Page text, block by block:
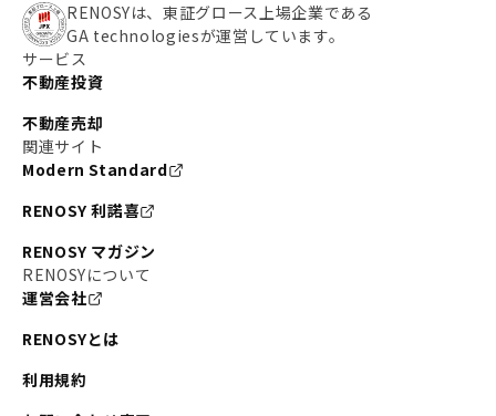
RENOSYは、東証グロース上場企業である
GA technologiesが運営しています。
サービス
不動産投資
不動産売却
関連サイト
Modern Standard
RENOSY 利諾喜
RENOSY マガジン
RENOSYについて
運営会社
RENOSYとは
利用規約